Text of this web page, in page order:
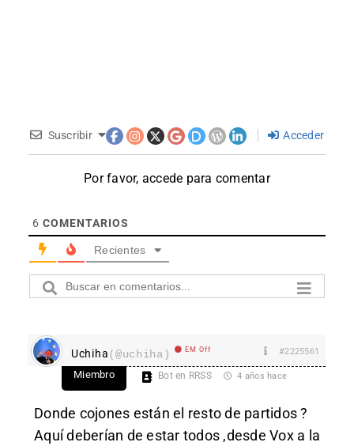
Suscribir Acceder
Por favor, accede para comentar
6 COMENTARIOS
Recientes
Uchiha(@uchiha) EM Off #2225561
Miembro Bot en RRSS 4 años hace
Donde cojones están el resto de partidos ?
Aquí deberían de estar todos ,desde Vox a la